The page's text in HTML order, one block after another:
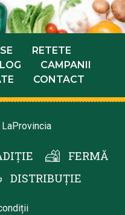
RETETE
CAMPANII
CONTACT
FERMĂ
DISTRIBUȚIE